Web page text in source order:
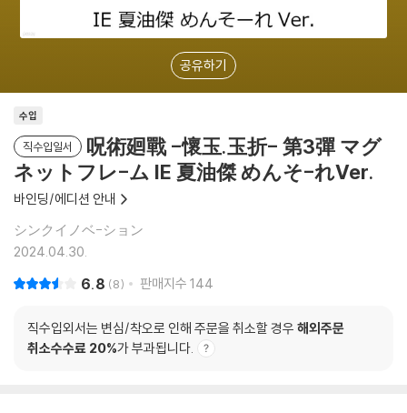
공유하기
수입
직수입일서
呪術廻戰 -懷玉.玉折- 第3彈 マグ
ネットフレ-ム IE 夏油傑 めんそ-れVer.
바인딩/에디션 안내
シンクイノベ-ション
2024.04.30.
6.8 8 판매지수 144
직수입외서는 변심/착오로 인해 주문을 취소할 경우 해외주문
취소수수료 20%가 부과됩니다.